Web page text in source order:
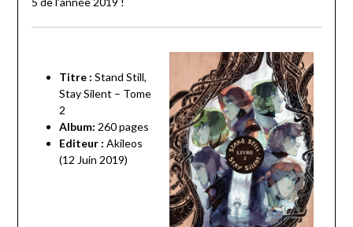
Titre : Stand Still,
Stay Silent – Tome
2
Album: 260 pages
Editeur : Akileos
(12 Juin 2019)